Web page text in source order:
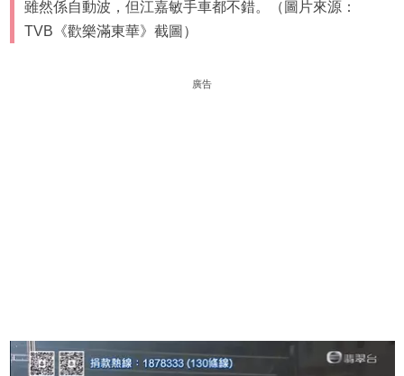
雖然係自動波，但江嘉敏手車都不錯。（圖片來源：
TVB《歡樂滿東華》截圖）
廣告